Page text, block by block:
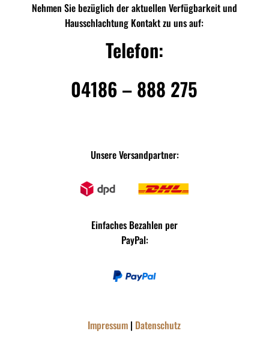
Nehmen Sie bezüglich der aktuellen Verfügbarkeit und
Hausschlachtung Kontakt zu uns auf:
Telefon:
04186 – 888 275
Unsere Versandpartner:
Einfaches Bezahlen per
PayPal:
Impressum | Datenschutz